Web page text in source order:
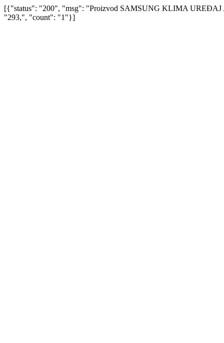
[{"status": "200", "msg": "Proizvod SAMSUNG KLIMA UREĐAJ
"293,", "count": "1"}]